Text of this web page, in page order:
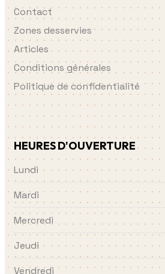
Contact
Zones desservies
Articles
Conditions générales
Politique de confidentialité
HEURES D'OUVERTURE
Lundi
Mardi
Mercredi
Jeudi
Vendredi